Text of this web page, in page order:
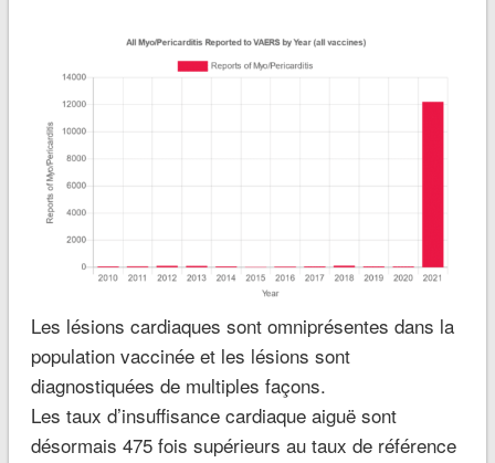
Les lésions cardiaques sont omniprésentes dans la
population vaccinée et les lésions sont
diagnostiquées de multiples façons.
Les taux d’insuffisance cardiaque aiguë sont
désormais 475 fois supérieurs au taux de référence